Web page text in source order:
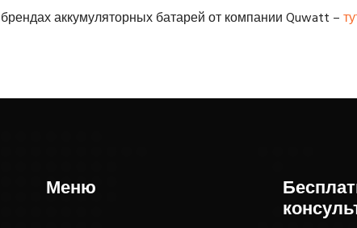
аккумуляторных батарей от компании Quwatt –
Меню